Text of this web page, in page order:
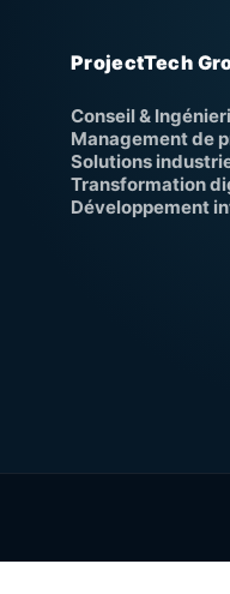
ProjectTech
Conseil &
Management de
Solutions
Transformation
Développement